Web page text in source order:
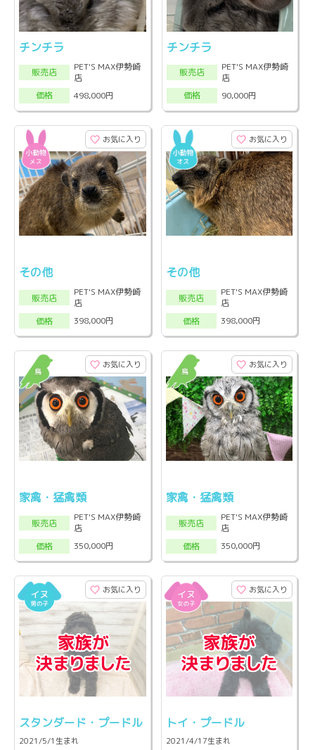
チンチラ
販売店
PET'S MAX伊勢崎
店
価格
498,000円
チンチラ
販売店
PET'S MAX伊勢崎
店
価格
90,000円
お気に入り
その他
販売店
PET'S MAX伊勢崎
店
価格
398,000円
お気に入り
その他
販売店
PET'S MAX伊勢崎
店
価格
398,000円
お気に入り
家禽・猛禽類
販売店
PET'S MAX伊勢崎
店
価格
350,000円
お気に入り
家禽・猛禽類
販売店
PET'S MAX伊勢崎
店
価格
350,000円
お気に入り
スタンダード・プードル
2021/5/1生まれ
お気に入り
トイ・プードル
2021/4/17生まれ